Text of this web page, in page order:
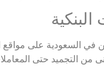
في السعودية على
من التجميد حتى